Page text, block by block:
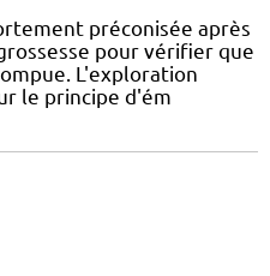
préconisée après
pour vérifier que
L'exploration
le principe d'ém